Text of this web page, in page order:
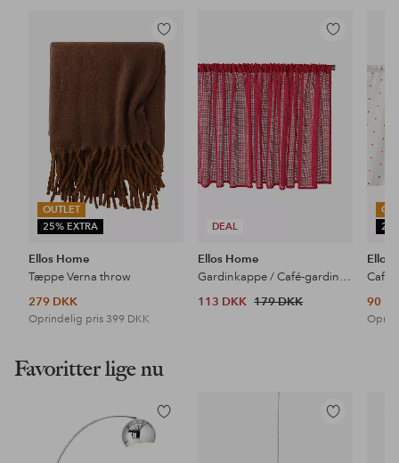
OUTLET
25% EXTRA
Tilføj
favoritter
Ellos Home
Tæppe Verna throw
279 DKK
Oprindelig pris 399 DKK
DEAL
Tilføj
favoritter
Ellos Home
Gardinkappe / Café-gardin Edda
113 DKK 179 DKK
Ellos
Café-
90
Favoritter lige nu
Tilføj
til
Tilføj